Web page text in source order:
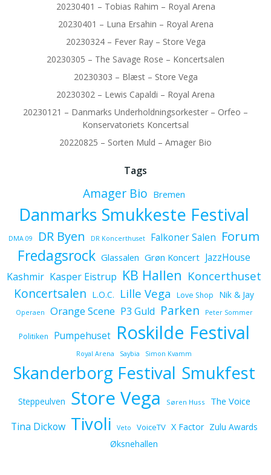
20230401 – Tobias Rahim – Royal Arena
20230401 – Luna Ersahin – Royal Arena
20230324 – Fever Ray – Store Vega
20230305 – The Savage Rose – Koncertsalen
20230303 – Blæst – Store Vega
20230302 – Lewis Capaldi – Royal Arena
20230121 – Danmarks Underholdningsorkester – Orfeo –
Konservatoriets Koncertsal
20220825 – Sorten Muld – Amager Bio
Tags
Amager Bio Bremen
Danmarks Smukkeste Festival
DMA 09 DR Byen DR Koncerthuset Falkoner Salen Forum
Fredagsrock Glassalen Grøn Koncert JazzHouse
Kashmir Kasper Eistrup KB Hallen Koncerthuset
Koncertsalen L.O.C. Lille Vega Love Shop Nik & Jay
Operaen Orange Scene P3 Guld Parken Peter Sommer
Politiken Pumpehuset Roskilde Festival
Royal Arena Saybia Simon Kvamm
Skanderborg Festival Smukfest
Steppeulven Store Vega Søren Huss The Voice
Tina Dickow Tivoli Veto VoiceTV X Factor Zulu Awards
Øksnehallen